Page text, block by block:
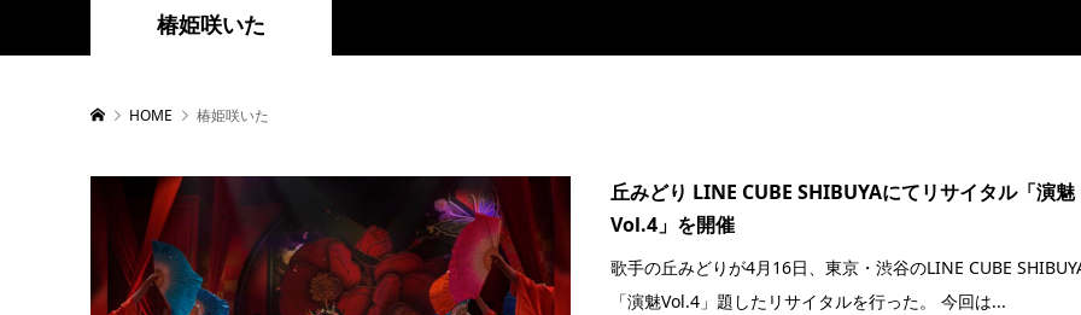
椿姫咲いた
HOME 椿姫咲いた
丘みどり LINE CUBE SHIBUYAにてリサイタル「演魅
Vol.4」を開催
歌手の丘みどりが4月16日、東京・渋谷のLINE CUBE
「演魅Vol.4」題したリサイタルを行った。 今回は...